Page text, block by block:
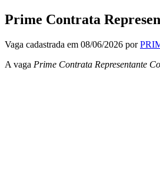
Prime Contrata
Vaga cadastrada em 08/06/2026 por
A vaga Prime Contrata Representante